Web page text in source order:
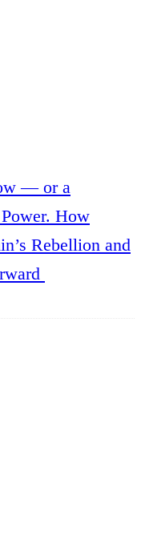
— or a
How
Rebellion and